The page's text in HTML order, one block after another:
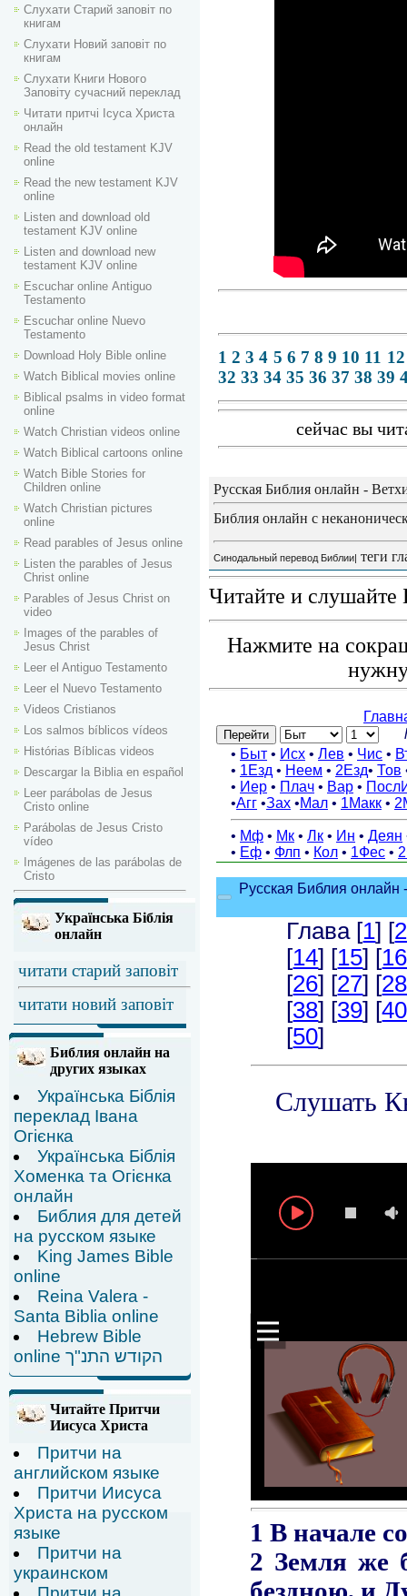
Слухати Старий заповіт по
книгам
Слухати Новий заповіт по
книгам
Слухати Книги Нового
Заповіту сучасний переклад
Читати притчі Ісуса Христа
онлайн
Read the old testament KJV
online
Read the new testament KJV
online
Listen and download old
testament KJV online
Listen and download new
testament KJV online
Escuchar online Аntiguo
Testamento
Escuchar online Nuevo
Testamento
Download Holy Bible online
Watch Biblical movies online
Biblical psalms in video format
online
Watch Christian videos online
Watch Biblical cartoons online
Watch Bible Stories for
Children online
Watch Christian pictures
online
Read parables of Jesus online
Listen the parables of Jesus
Christ online
Parables of Jesus Christ on
video
Images of the parables of
Jesus Christ
Leer el Antiguo Testamento
Leer el Nuevo Testamento
Videos Cristianos
Los salmos bíblicos vídeos
Histórias Bíblicas videos
Descargar la Biblia en español
Leer parábolas de Jesus
Cristo online
Parábolas de Jesus Cristo
vídeo
Imágenes de las parábolas de
Cristo
Українська Біблія
онлайн
читати старий заповіт
читати новий заповіт
Библия онлайн на
других языках
Українська Біблія
переклад Івана
Огієнка
Українська Біблія
Хоменка та Огієнка
онлайн
Библия для детей
на русском языке
King James Bible
online
Reina Valera -
Santa Biblia online
Hebrew Bible
online הקודש התנ"ך
Читайте Притчи
Иисуса Христа
Притчи на
английском языке
Притчи Иисуса
Христа на русском
языке
Притчи на
украинском
1 2 3 4 5 6 7 8 9 10 11 12
32 33 34 35 36 37 38 39
сейчас вы
Русская Библия онлайн -
Библия онлайн с
Синодальный перевод Библии| теги
Читайте и слушайте
Нажмите на